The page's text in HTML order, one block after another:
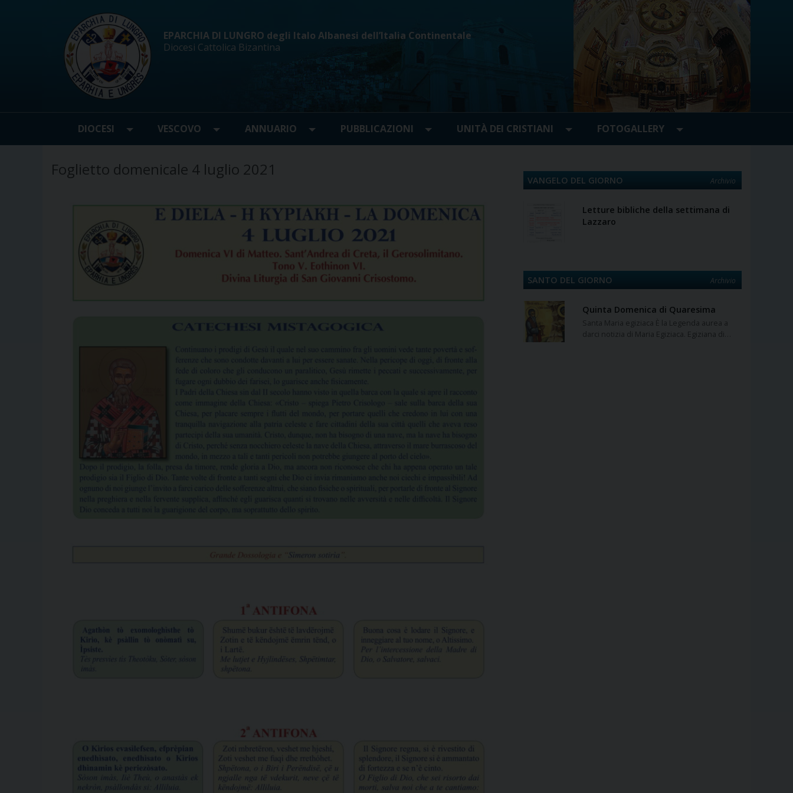
EPARCHIA DI LUNGRO degli Italo Albanesi dell’Italia Continentale
Diocesi Cattolica Bizantina
DIOCESI VESCOVO ANNUARIO PUBBLICAZIONI UNITÀ DEI CRISTIANI FOTOGALLERY
Foglietto domenicale 4 luglio 2021
VANGELO DEL GIORNO Archivio
Letture bibliche della settimana di
Lazzaro
SANTO DEL GIORNO Archivio
Quinta Domenica di Quaresima
Santa Maria egiziaca È la Legenda aurea a
darci notizia di Maria Egiziaca. Egiziana di…